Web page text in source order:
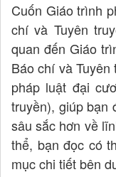
Cuốn Giáo trình
chí và Tuyên
quan đến Giáo
Báo chí và
pháp luật đại
truyền), giúp bạn
sâu sắc hơn về
thể, bạn đọc có
mục chi tiết bên